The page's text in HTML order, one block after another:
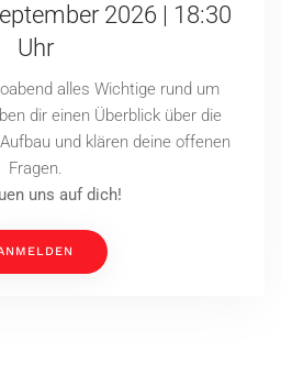
2026 | 18:30
Uhr
alles Wichtige rund um
dir einen Überblick über die
und klären deine offenen
Fragen.
uns auf dich!